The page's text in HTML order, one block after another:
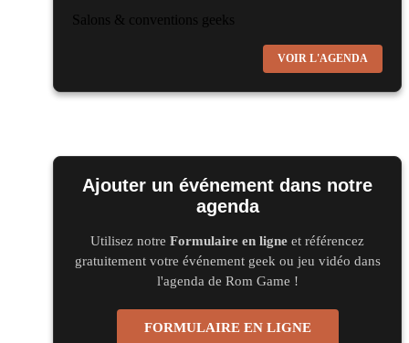
Salons & conventions geeks
Virtual Calais - salon du jeu vidéo et des loisirs
les 3 et 4 octobre 2026 - à Calais
du 26 au 28 mars 2027 - à Mons
Culture Japonaise et Otaku
Mang'Azur 2027
les 24 et 25 avril 2027 - à Toulon
Salons & conventions geeks
Play Azur Festival 2027
VOIR L'AGENDA
Ajouter un événement dans notre
agenda
Utilisez notre Formulaire en ligne et référencez
gratuitement votre événement geek ou jeu vidéo dans
l'agenda de Rom Game !
FORMULAIRE EN LIGNE